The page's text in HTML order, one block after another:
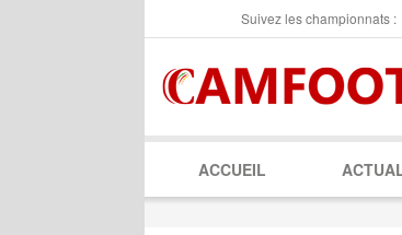
Suivez les championnats :
ACCUEIL